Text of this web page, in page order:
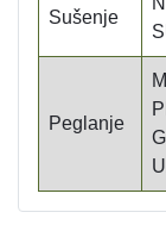
Sušenje
Peglanje